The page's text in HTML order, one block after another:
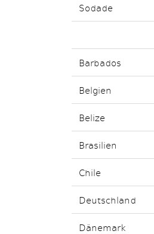
Sodade
Barbados
Belgien
Belize
Brasilien
Chile
Deutschland
Dänemark